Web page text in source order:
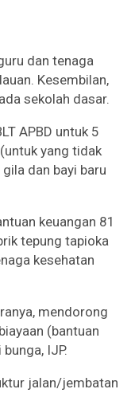
dan tenaga
Kesembilan,
sekolah dasar.
APBD untuk 5
yang tidak
dan bayi baru
keuangan 81
tepung tapioka
kesehatan
mendorong
(bantuan
IJP.
jalan/jembatan